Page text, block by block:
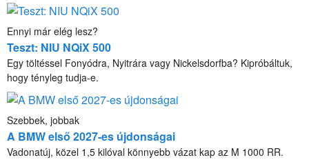
Ennyi már elég lesz?
Teszt: NIU NQiX 500
Egy töltéssel Fonyódra, Nyitrára vagy Nickelsdorfba? Kipróbáltuk,
hogy tényleg tudja-e.
Szebbek, jobbak
A BMW első 2027-es újdonságai
Vadonatúj, közel 1,5 kilóval könnyebb vázat kap az M 1000 RR.